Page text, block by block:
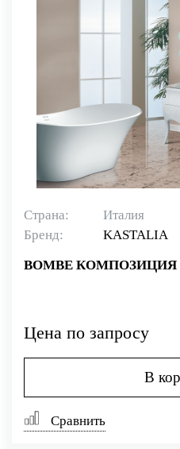
Страна:
Италия
Бренд:
KASTALIA
BOMBE КОМПОЗИЦИЯ
Цена по запросу
В
Сравнить